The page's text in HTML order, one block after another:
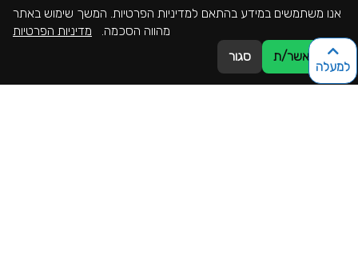
למעלה
משכנתא ראשונה
משכנתא חוץ בנקאית לכל מטרה
תהליך מיחזור משכנתא
בדיקת כדאיות למחזור משכנתא
אנו משתמשים במידע בהתאם למדיניות הפרטיות. המשך שימוש באתר
מהווה הסכמה. מדיניות הפרטיות
אני מאשר/ת
סגור